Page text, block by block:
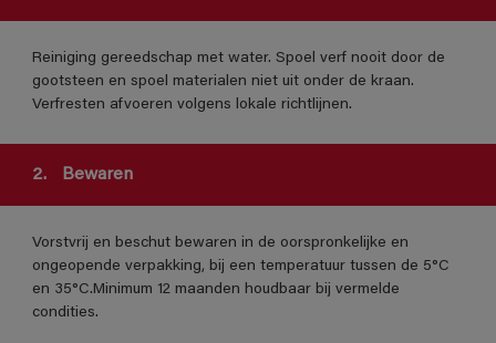
Reiniging gereedschap met water. Spoel verf nooit door de
gootsteen en spoel materialen niet uit onder de kraan.
Verfresten afvoeren volgens lokale richtlijnen.
2. Bewaren
Vorstvrij en beschut bewaren in de oorspronkelijke en
ongeopende verpakking, bij een temperatuur tussen de 5°C
en 35°C.Minimum 12 maanden houdbaar bij vermelde
condities.